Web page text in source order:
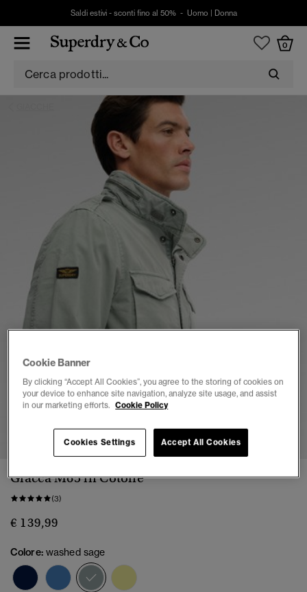
Saldi estivi - sconti fino al 50% - Uomo Donna
0
Giacca M65 in Cotone
(3)
€ 139,99
Colore: washed sage
selezionato
Cookie Banner
By clicking “Accept All Cookies”, you agree to the storing of cookies on
your device to enhance site navigation, analyze site usage, and assist
in our marketing efforts. Cookie Policy
Cookies Settings Accept All Cookies